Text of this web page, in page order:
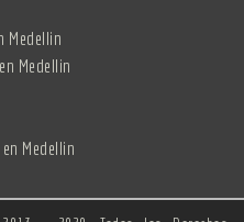
Medellin
Medellin
Medellin